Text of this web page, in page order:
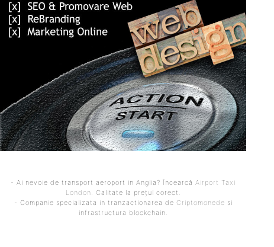
- Ai nevoie de transport aeroport in Anglia? Încearcă Airport Taxi
London. Calitate la prețul corect.
- Companie specializata in tranzactionarea de Criptomonede si
infrastructura blockchain.